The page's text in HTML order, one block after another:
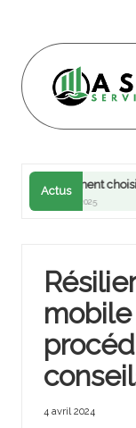
content
A
m
s
rv
ic
e
s
Actus
choisir un
mobile
4 avril 2024